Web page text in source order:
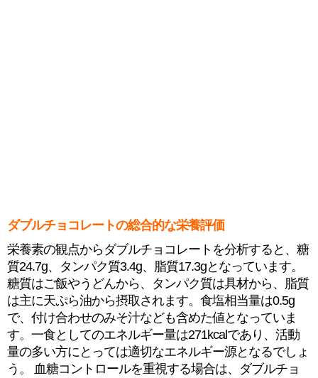
ダブルチョコレートの総合的な栄養評価
栄養素の観点からダブルチョコレートを分析すると、糖
質24.7g、タンパク質3.4g、脂質17.3gとなっています。
糖質はご飯やうどんから、タンパク質は具材から、脂質
は主に天ぷら油から摂取されます。食塩相当量は0.5g
で、付け合わせのみそ汁なども含めた値となっていま
す。一食としてのエネルギー量は271kcalであり、活動
量の多い方にとっては適切なエネルギー源となるでしょ
う。 血糖コントロールを重視する場合は、ダブルチョ